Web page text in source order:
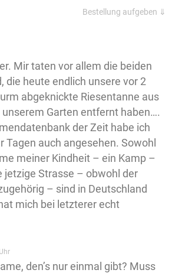
Bestellung aufgeben ⇓
Mir taten vor allem die beiden
die heute endlich unsere vor 2
abgeknickte Riesentanne aus
unserem Garten entfernt haben….
der Zeit habe ich
Tagen auch angesehen. Sowohl
meiner Kindheit – ein Kamp –
jetzige Strasse – obwohl der
– sind in Deutschland
mich bei letzterer echt
den’s nur einmal gibt? Muss